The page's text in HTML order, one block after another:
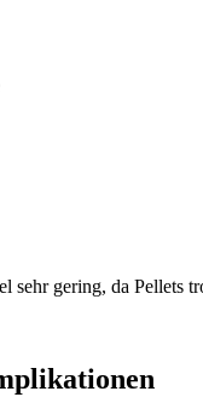
sehr gering, da Pellets